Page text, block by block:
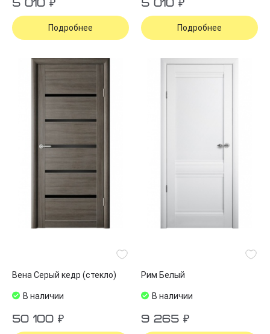
5 010 ₽
Подробнее
5 010 ₽
Подробнее
Вена Серый кедр (стекло)
В наличии
50 100 ₽
Рим Белый
В наличии
9 265 ₽